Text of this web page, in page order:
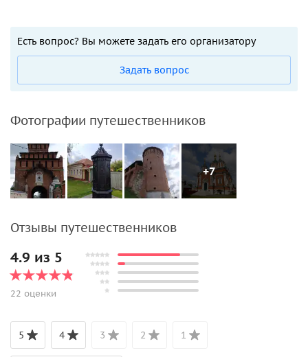
Есть вопрос? Вы можете задать его организатору
Задать вопрос
Фотографии путешественников
+7
Отзывы путешественников
4.9 из 5
22 оценки
5 4 3 2 1